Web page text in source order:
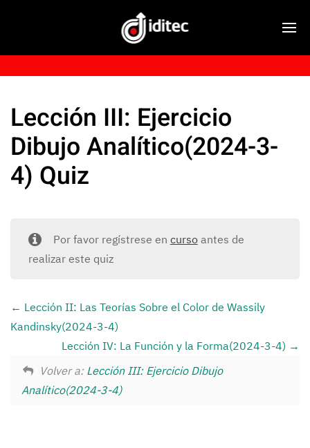
Lección III: Ejercicio
Dibujo Analítico(2024-3-
4) Quiz
Por favor regístrese en cursoantes de
realizar este quiz
Lección II: Las Teorías Sobre el Color de Wassily
Kandinsky(2024-3-4)
Lección IV: La Función y la Forma(2024-3-4)
Volver a: Lección III: Ejercicio Dibujo
Analítico(2024-3-4)